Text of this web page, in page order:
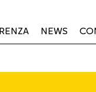
NEWS